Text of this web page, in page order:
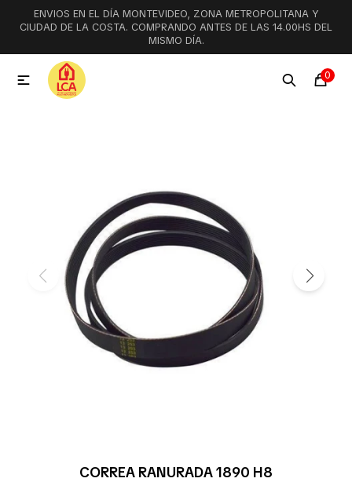
ENVIOS EN EL DÍA MONTEVIDEO, ZONA METROPOLITANA Y
CIUDAD DE LA COSTA. COMPRANDO ANTES DE LAS 14.00HS DEL
MISMO DÍA.
0

CORREA RANURADA 1890 H8
MI CUENTA
Menú
Lavadoras y lavavajillas
Secarropas
Refrigeración